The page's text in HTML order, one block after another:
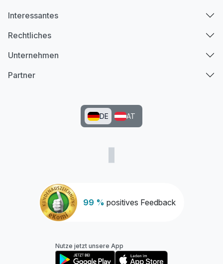
99 % positives Feedback
Interessantes
Rechtliches
Unternehmen
Partner
DE AT
Nutze jetzt unsere App